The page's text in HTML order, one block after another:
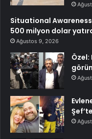
Situational
500 milyon dolar
Ağustos 9, 2026